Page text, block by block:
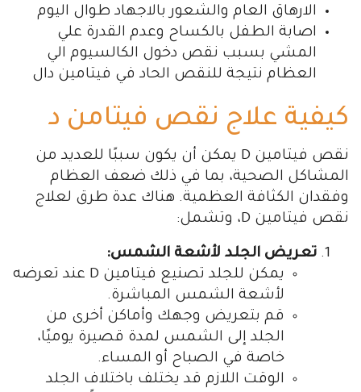
الارهاق العام والشعور بالاجهاد طوال اليوم
اصابة الطفل بالكساح وعدم القدرة علي
المشي بسبب نقص دخول الكالسيوم الي
العظام نتيجة للنقص الحاد في فيتامين دال
كيفية علاج نقص فيتامن د
نقص فيتامين D يمكن أن يكون سببًا للعديد من
المشاكل الصحية، بما في ذلك ضعف العظام
وفقدان الكثافة العظمية. هناك عدة طرق لعلاج
نقص فيتامين D، وتشمل:
تعريض الجلد لأشعة الشمس:
يمكن للجلد تصنيع فيتامين D عند تعرضه
لأشعة الشمس المباشرة.
قم بتعريض وجهك وأماكن أخرى من
الجلد إلى الشمس لمدة قصيرة يوميًا،
خاصة في الصباح أو المساء.
الوقت اللازم قد يختلف باختلاف الجلد